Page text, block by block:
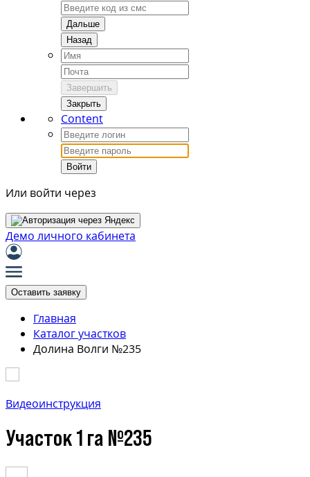
Дальше
Назад
Завершить
Закрыть
Content
Войти
Или войти через
Демо личного кабинета
Оставить заявку
Главная
Каталог участков
Долина Волги №235
Видеоинструкция
Участок 1 га №235